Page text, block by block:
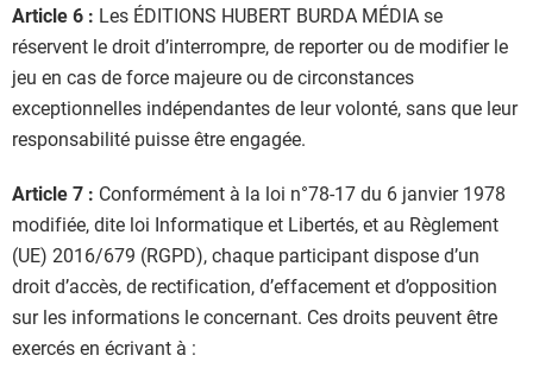
Article 6 : Les ÉDITIONS HUBERT BURDA MÉDIA se
réservent le droit d’interrompre, de reporter ou de modifier le
jeu en cas de force majeure ou de circonstances
exceptionnelles indépendantes de leur volonté, sans que leur
responsabilité puisse être engagée.
Article 7 : Conformément à la loi n°78-17 du 6 janvier 1978
modifiée, dite loi Informatique et Libertés, et au Règlement
(UE) 2016/679 (RGPD), chaque participant dispose d’un
droit d’accès, de rectification, d’effacement et d’opposition
sur les informations le concernant. Ces droits peuvent être
exercés en écrivant à :